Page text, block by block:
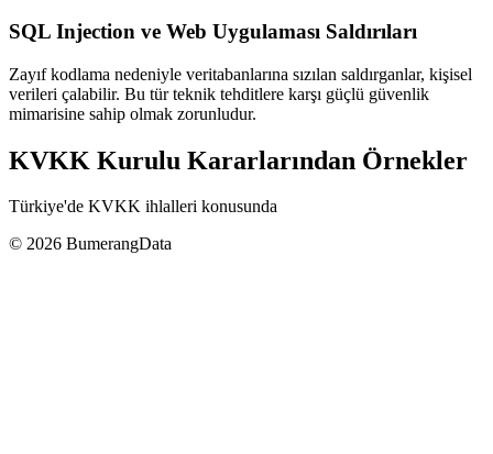
SQL Injection ve Web Uygulaması Saldırıları
Zayıf kodlama nedeniyle veritabanlarına sızılan saldırganlar, kişisel
verileri çalabilir. Bu tür teknik tehditlere karşı güçlü güvenlik
mimarisine sahip olmak zorunludur.
KVKK Kurulu Kararlarından Örnekler
Türkiye'de KVKK ihlalleri konusunda
© 2026 BumerangData